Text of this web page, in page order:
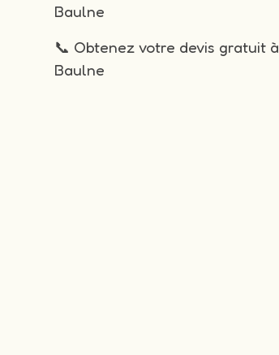
Baulne
📞 Obtenez votre devis gratuit à
Baulne